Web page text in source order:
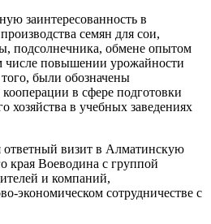
заинтересованность в
семян для сои,
подсолнечника, обмене опытом
числе повышении урожайности
были обозначены
в сфере подготовки
хозяйства в учебных заведениях
ответный визит в Алматинскую
края Воеводина с группой
и компаний,
экономическом сотрудничестве с